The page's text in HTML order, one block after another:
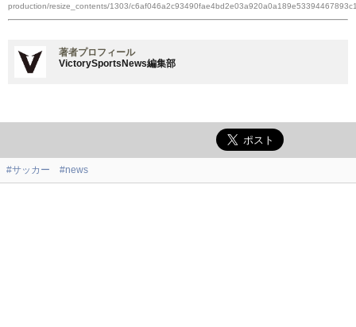
production/resize_contents/1303/
著者プロフィール
VictorySportsNews編集部
#サッカー #news